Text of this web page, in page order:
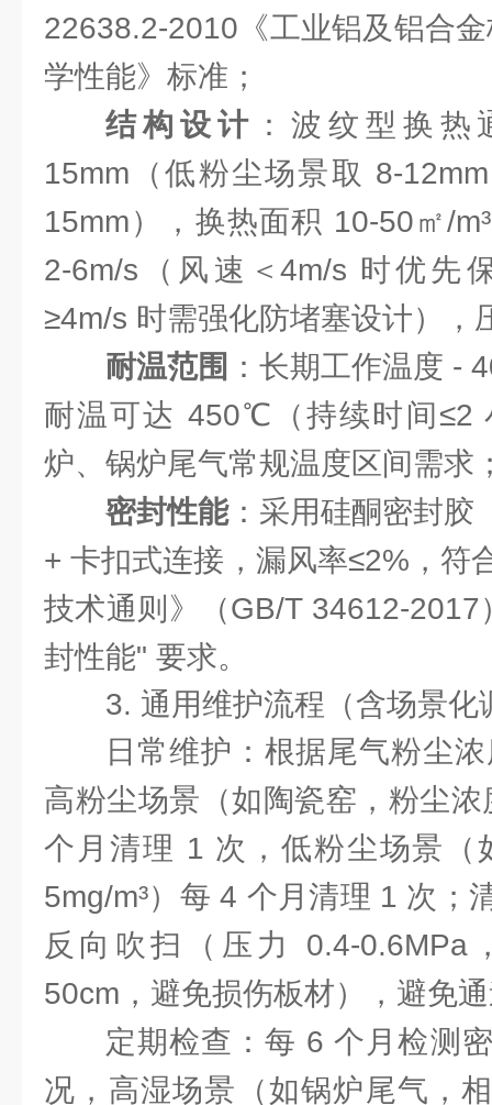
22638.2-2010《工业铝及铝合
学性能》标准；
结构设计 ：波纹型换
15mm（低粉尘场景取 8-
15mm），换热面积 10-50㎡/
2-6m/s（风速＜4m/s 时优先
≥4m/s 时需强化防堵塞设计），
耐温范围 ：长期工作温度
耐温可达 450℃（持续时间≤2
炉、锅炉尾气常规温度区间需求
密封性能：采用硅酮密封
+ 卡扣式连接，漏风率≤2%，符
技术通则》（GB/T 34612-2017
封性能" 要求。
3. 通用维护流程（含场景化
日常维护：根据尾气粉尘
高粉尘场景（如陶瓷窑，粉尘浓
个月清理 1 次，低粉尘场景（
5mg/m³）每 4 个月清理 1 次；
反向吹扫（压力 0.4-0.6MPa
50cm，避免损伤板材），避免
定期检查：每 6 个月检测
况，高湿场景（如锅炉尾气，